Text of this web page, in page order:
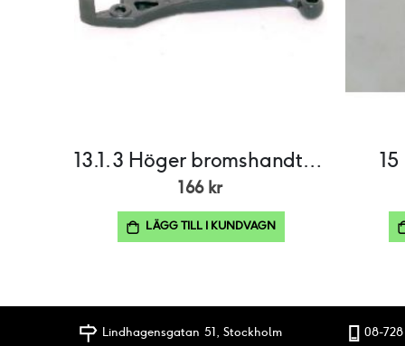
13.1.3 Höger bromshandtag
166 kr
LÄGG TILL I KUNDVAGN
Lindhagensgatan 51, Stockholm 08-